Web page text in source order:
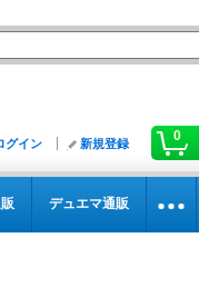
0
グイン 新規登録
デュエマ通販